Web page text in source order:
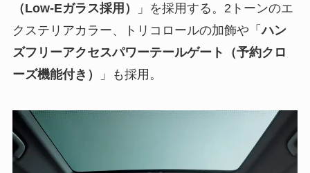
（Low-Eガラス採用）
」を採用する。2トーンのエ
クステリアカラー、トリコロールの加飾や「ハン
ズフリーアクセスパワーテールゲート（予約クロ
ーズ機能付き）
」も採用。